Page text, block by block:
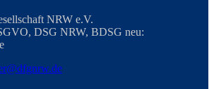
NRW e.V.
DSG NRW, BDSG neu: